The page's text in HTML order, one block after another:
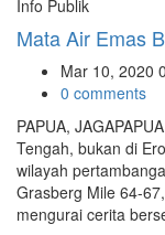
Info Publik
Mata Air Emas
Mar 10, 2020
0 comments
PAPUA,
Tengah, bukan di
wilayah
Grasberg Mile 64-
mengurai cerita